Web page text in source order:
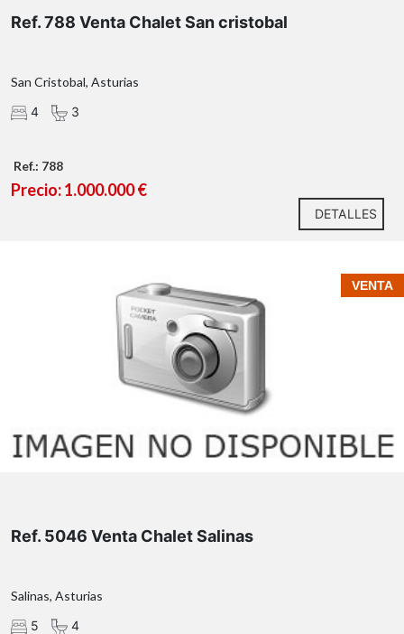
Ref. 788 Venta Chalet San cristobal
San Cristobal, Asturias
4
3
Ref.: 788
Precio: 1.000.000 €
DETALLES
VENTA
Ref. 5046 Venta Chalet Salinas
Salinas, Asturias
5
4